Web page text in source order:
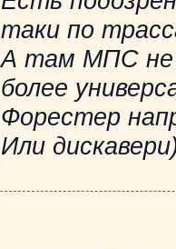
таки по
А там МПС не
более
Форестер
Или